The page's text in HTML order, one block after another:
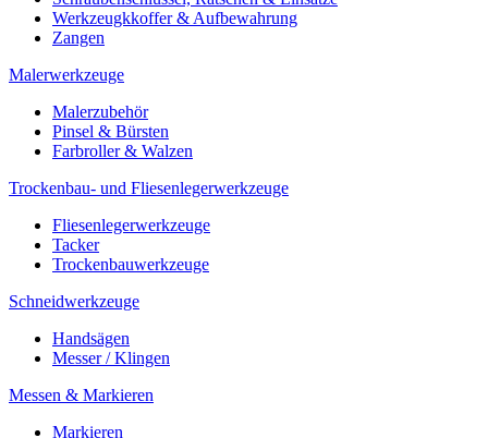
Werkzeugkkoffer & Aufbewahrung
Zangen
Malerwerkzeuge
Malerzubehör
Pinsel & Bürsten
Farbroller & Walzen
Trockenbau- und Fliesenlegerwerkzeuge
Fliesenlegerwerkzeuge
Tacker
Trockenbauwerkzeuge
Schneidwerkzeuge
Handsägen
Messer / Klingen
Messen & Markieren
Markieren